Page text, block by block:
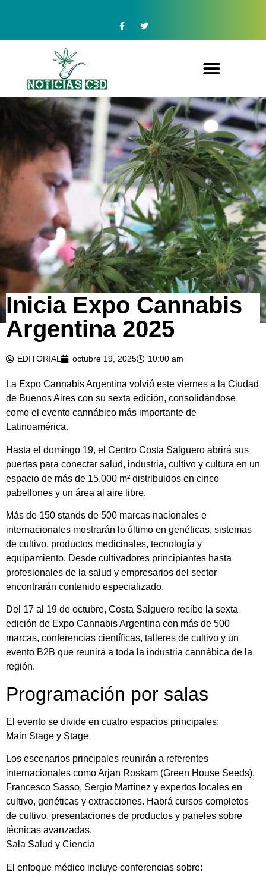
Inicia Expo Cannabis
Argentina 2025
EDITORIAL octubre 19, 2025 10:00 am
La Expo Cannabis Argentina volvió este viernes a la Ciudad
de Buenos Aires con su sexta edición, consolidándose
como el evento cannábico más importante de
Latinoamérica.
Hasta el domingo 19, el Centro Costa Salguero abrirá sus
puertas para conectar salud, industria, cultivo y cultura en un
espacio de más de 15.000 m² distribuidos en cinco
pabellones y un área al aire libre.
Más de 150 stands de 500 marcas nacionales e
internacionales mostrarán lo último en genéticas, sistemas
de cultivo, productos medicinales, tecnología y
equipamiento. Desde cultivadores principiantes hasta
profesionales de la salud y empresarios del sector
encontrarán contenido especializado.
Del 17 al 19 de octubre, Costa Salguero recibe la sexta
edición de Expo Cannabis Argentina con más de 500
marcas, conferencias científicas, talleres de cultivo y un
evento B2B que reunirá a toda la industria cannábica de la
región.
Programación por salas
El evento se divide en cuatro espacios principales:
Main Stage y Stage
Los escenarios principales reunirán a referentes
internacionales como Arjan Roskam (Green House Seeds),
Francesco Sasso, Sergio Martínez y expertos locales en
cultivo, genéticas y extracciones. Habrá cursos completos
de cultivo, presentaciones de productos y paneles sobre
técnicas avanzadas.
Sala Salud y Ciencia
El enfoque médico incluye conferencias sobre: